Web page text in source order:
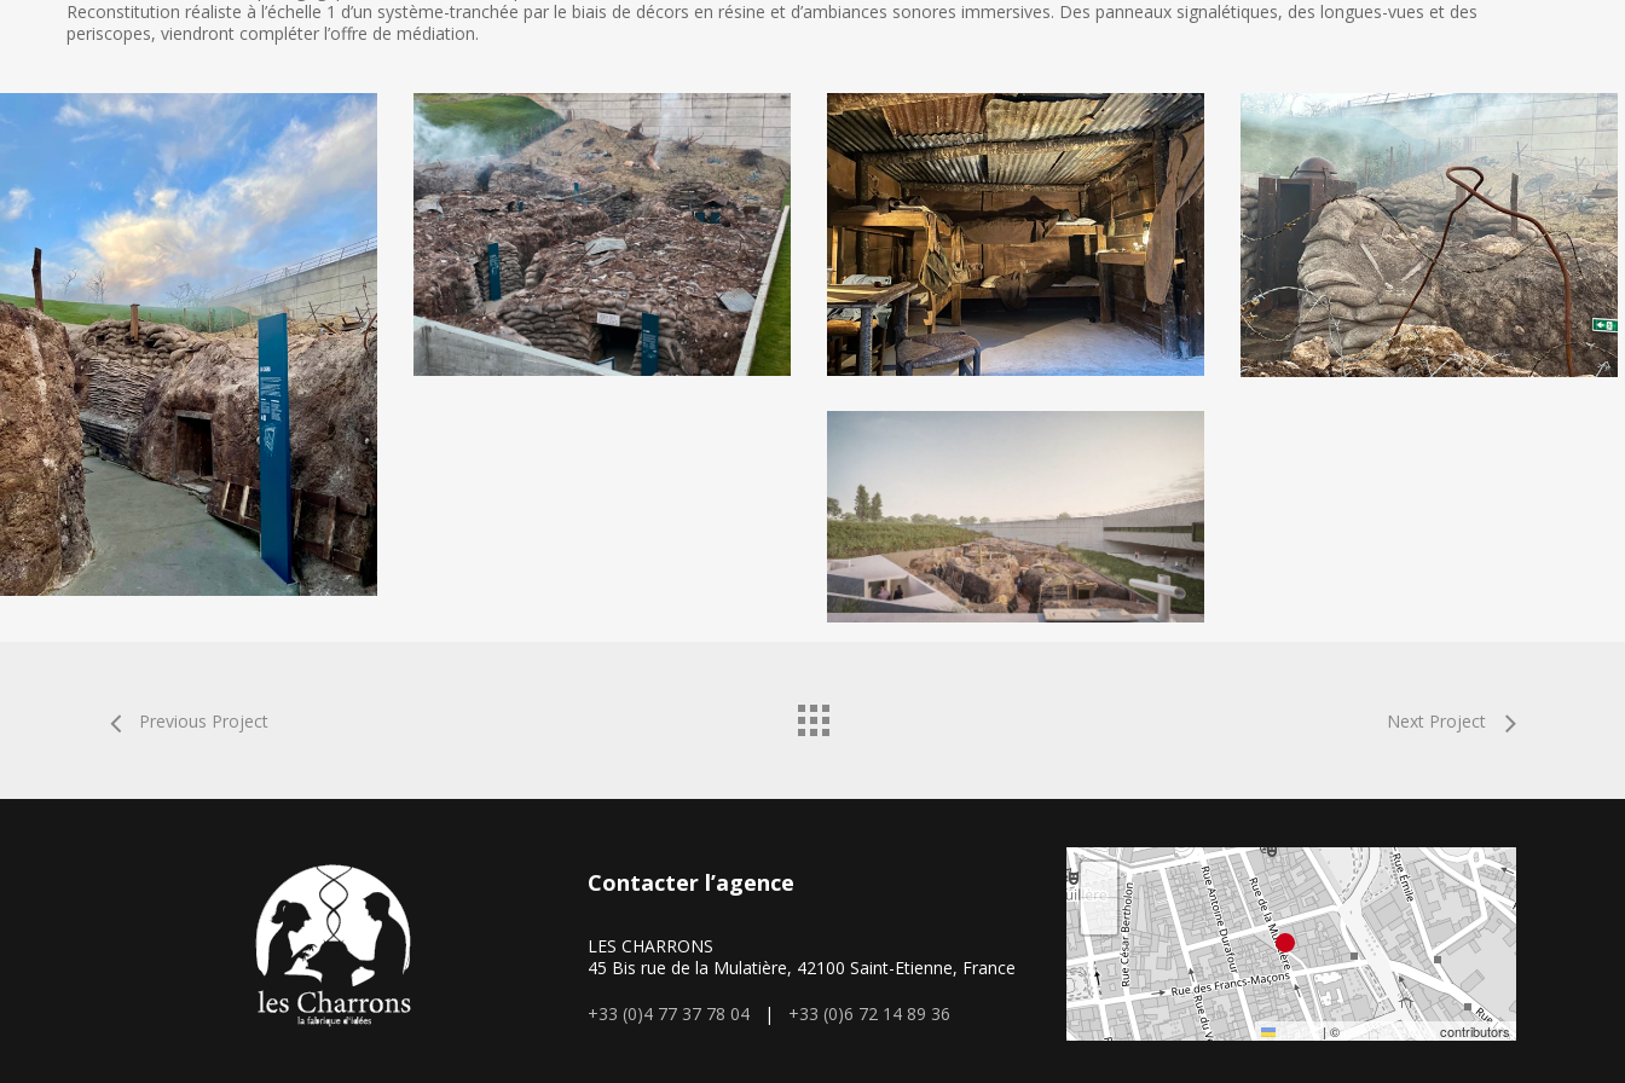
Reconstitution réaliste à l’échelle 1 d’un système-tranchée par le biais de décors en résine et d’ambiances sonores immersives. Des panneaux signalétiques, des longues-vues et des
periscopes, viendront compléter l’offre de médiation.
Musee
Guerre
de
Meaux
Tranchee
exterieure
_Scenographie
les
Charrons1
Musee
de
la
Grande
Guerre
de
Meaux
Tranchee
exterieure
_Scenographie
les
Charrons
Musee
de
la
Grande
Guerre
de
Meaux
Tranchee
exterieure
_Scenographie
les
Charrons2
Musee
de
Grande
Guerre
de
Meaux
Tranchee
exterieure
_Scenographie
les
Charrons3
Grande
Guerre
de
Meaux
Tranchee
exterieure
_Scenographie
Previous Project Next Project
Contacter l’agence
LES CHARRONS
45 Bis rue de la Mulatière, 42100 Saint-Etienne, France
+33 (0)4 77 37 78 04| +33 (0)6 72 14 89 36
+
Leaflet|©OpenStreetMap contributors